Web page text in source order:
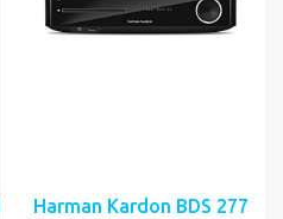
Harman Kardon BDS 277